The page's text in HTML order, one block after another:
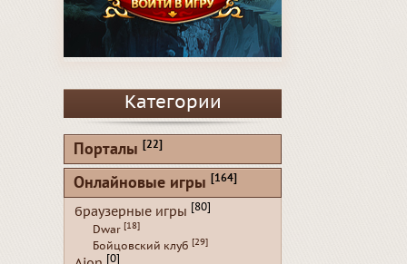
Категории
Порталы [22]
Онлайновые игры [164]
браузерные игры [80]
Dwar [18]
Бойцовский клуб [29]
[0]